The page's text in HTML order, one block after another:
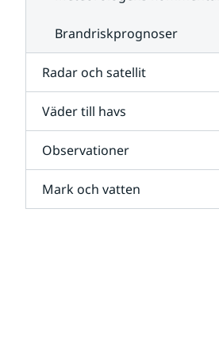
Brandriskprognoser
Radar och satellit
Väder till havs
Observationer
Mark och vatten